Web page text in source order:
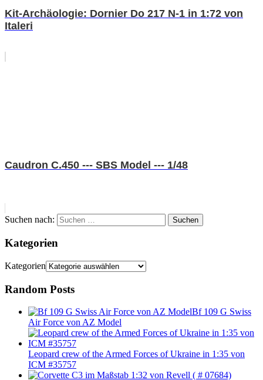
Kit-Archäologie: Dornier Do 217 N-1 in 1:72 von
Italeri
Caudron C.450 --- SBS Model --- 1/48
Suchen nach: Suchen
Kategorien
Kategorien
Random Posts
Bf 109 G Swiss
Air Force von AZ Model
Leopard crew of the Armed Forces of Ukraine in 1:35 von
ICM #35757